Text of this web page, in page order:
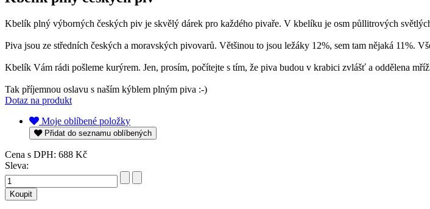
Kbelík plný výborných českých piv je skvělý dárek pro každého pivaře. V kbelíku je osm půllitrových
Piva jsou ze středních českých a moravských pivovarů. Většinou to jsou ležáky 12%, sem tam nějaká 11%.
Kbelík Vám rádi pošleme kurýrem. Jen, prosím, počítejte s tím, že piva budou v krabici zvlášť a oddělena
Tak příjemnou oslavu s naším kýblem plným piva :-)
Dotaz na produkt
Moje oblíbené položky
Přidat do seznamu oblíbených
Cena s DPH: 688 Kč
Sleva: